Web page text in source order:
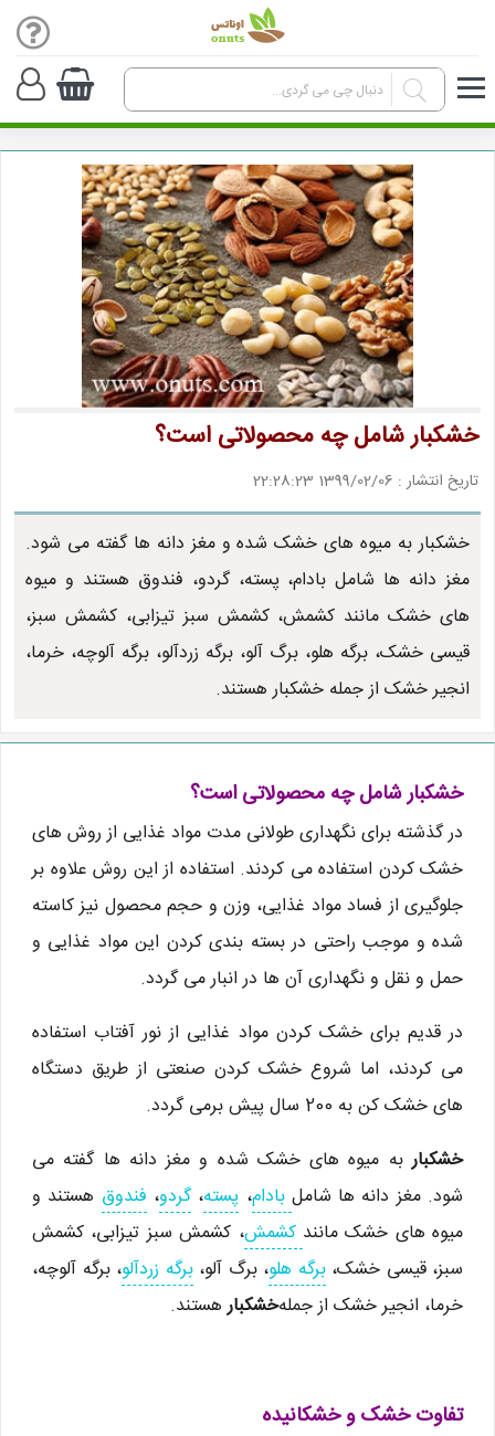
خشکبار شامل چه محصولاتی است؟
تاریخ انتشار : 1399/02/06 22:28:23
خشکبار به میوه های خشک شده و مغز دانه ها گفته می شود.
مغز دانه ها شامل بادام، پسته، گردو، فندوق هستند و میوه
های خشک مانند کشمش، کشمش سبز تیزابی، کشمش سبز،
قیسی خشک، برگه هلو، برگ آلو، برگه زردآلو، برگه آلوچه، خرما،
انجیر خشک از جمله خشکبار هستند.
خشکبار شامل چه محصولاتی است؟
در گذشته برای نگهداری طولانی مدت مواد غذایی از روش های
خشک کردن استفاده می کردند. استفاده از این روش علاوه بر
جلوگیری از فساد مواد غذایی، وزن و حجم محصول نیز کاسته
شده و موجب راحتی در بسته بندی کردن این مواد غذایی و
حمل و نقل و نگهداری آن ها در انبار می گردد.
در قدیم برای خشک کردن مواد غذایی از نور آفتاب استفاده
می کردند، اما شروع خشک کردن صنعتی از طریق دستگاه
های خشک کن به 200 سال پیش برمی گردد.
خشکباربه میوه های خشک شده و مغز دانه ها گفته می
شود. مغز دانه ها شامل بادام، پسته،گردو، فندوق هستند و
میوه های خشک مانند کشمش، کشمش سبز تیزابی، کشمش
سبز، قیسی خشک،برگه هلو، برگ آلو،برگه زردآلو، برگه آلوچه،
خرما، انجیر خشک از جملهخشکبارهستند.
تفاوت خشک و خشکانیده